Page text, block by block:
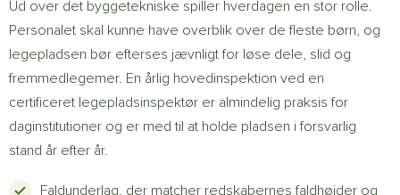
Ud over det byggetekniske spiller hverdagen en stor rolle.
Personalet skal kunne have overblik over de fleste børn, og
legepladsen bør efterses jævnligt for løse dele, slid og
fremmedlegemer. En årlig hovedinspektion ved en
certificeret legepladsinspektør er almindelig praksis for
daginstitutioner og er med til at holde pladsen i forsvarlig
stand år efter år.
Faldunderlag, der matcher redskabernes faldhøjder og